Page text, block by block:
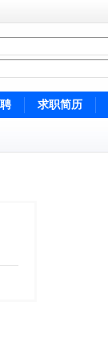
求职简历